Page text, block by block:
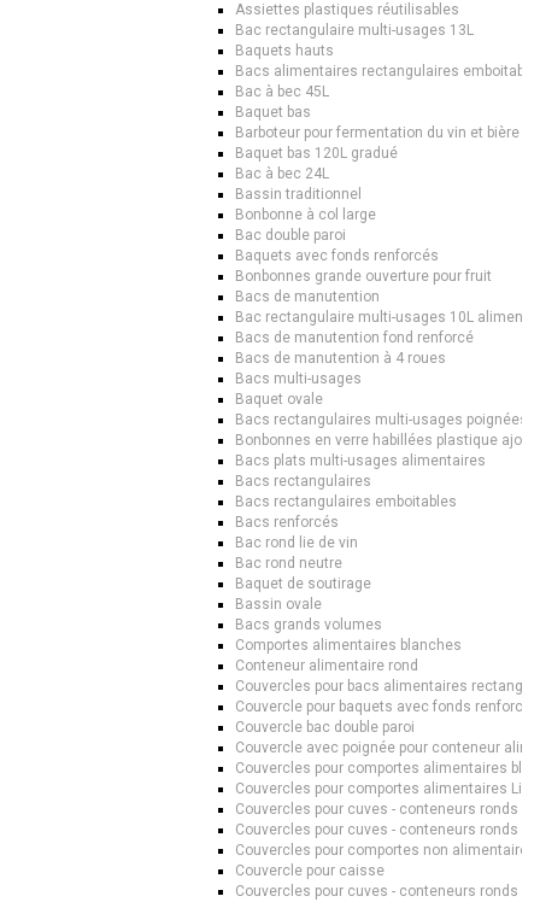
Assiettes plastiques réutilisables
Bac rectangulaire multi-usages 13L
Baquets hauts
Bacs alimentaires rectangulaires
Bac à bec 45L
Baquet bas
Barboteur pour fermentation du vin et bière
Baquet bas 120L gradué
Bac à bec 24L
Bassin traditionnel
Bonbonne à col large
Bac double paroi
Baquets avec fonds renforcés
Bonbonnes grande ouverture pour fruit
Bacs de manutention
Bac rectangulaire multi-usages 10L
Bacs de manutention fond renforcé
Bacs de manutention à 4 roues
Bacs multi-usages
Baquet ovale
Bacs rectangulaires multi-usages poignées
Bonbonnes en verre habillées plastique
Bacs plats multi-usages alimentaires
Bacs rectangulaires
Bacs rectangulaires emboitables
Bacs renforcés
Bac rond lie de vin
Bac rond neutre
Baquet de soutirage
Bassin ovale
Bacs grands volumes
Comportes alimentaires blanches
Conteneur alimentaire rond
Couvercles pour bacs alimentaires
Couvercle pour baquets avec fonds renforcés
Couvercle bac double paroi
Couvercle avec poignée pour conteneur
Couvercles pour comportes alimentaires
Couvercles pour comportes alimentaires Lie
Couvercles pour cuves - conteneurs ronds
Couvercles pour cuves - conteneurs ronds
Couvercles pour comportes non alimentaires
Couvercle pour caisse
Couvercles pour cuves - conteneurs ronds